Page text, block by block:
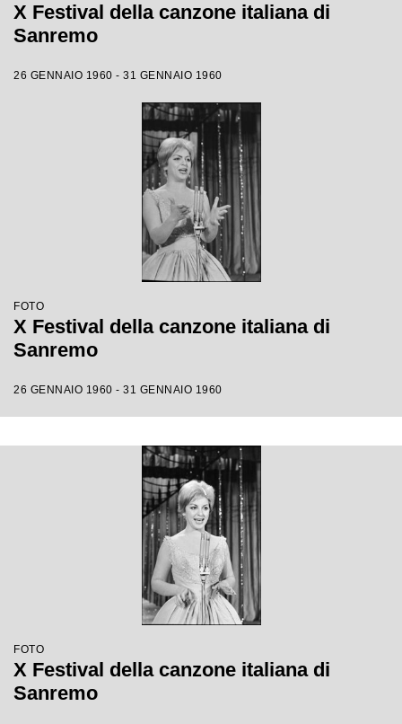
X Festival della canzone italiana di
Sanremo
26 GENNAIO 1960 - 31 GENNAIO 1960
FOTO
X Festival della canzone italiana di
Sanremo
26 GENNAIO 1960 - 31 GENNAIO 1960
FOTO
X Festival della canzone italiana di
Sanremo